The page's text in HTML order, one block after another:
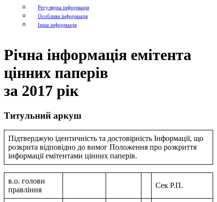
Регулярна інформація
Особлива інформація
Інша інформація
Річна інформація емітента
цінних паперів
за 2017 рік
Титульний аркуш
Підтверджую ідентичність та достовірність Інформації, що
розкрита відповідно до вимог Положення про розкриття
інформації емітентами цінних паперів.
в.о. голови
правлiння
Сек Р.П.